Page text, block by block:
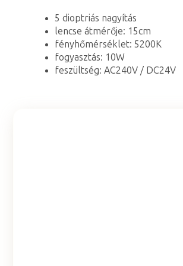
5 dioptriás nagyítás
lencse átmérője: 15cm
fényhőmérséklet: 5200K
fogyasztás: 10W
feszültség: AC240V / DC24V